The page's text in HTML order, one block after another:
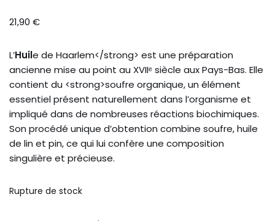
21,90 €
L’Huile de Haarlem</strong> est une préparation
ancienne mise au point au XVIIᵉ siècle aux Pays-Bas. Elle
contient du <strong>soufre organique, un élément
essentiel présent naturellement dans l’organisme et
impliqué dans de nombreuses réactions biochimiques.
Son procédé unique d’obtention combine soufre, huile
de lin et pin, ce qui lui confère une composition
singulière et précieuse.
Rupture de stock